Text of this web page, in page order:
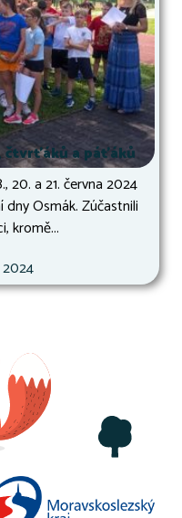
čtvrťáků a páťáků
20. a 21. června 2024
Osmák. Zúčastnili
kromě...